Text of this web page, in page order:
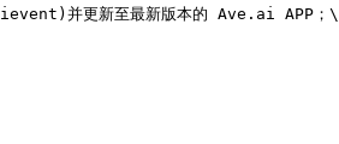
并更新至最新版本的 Ave.ai APP；\